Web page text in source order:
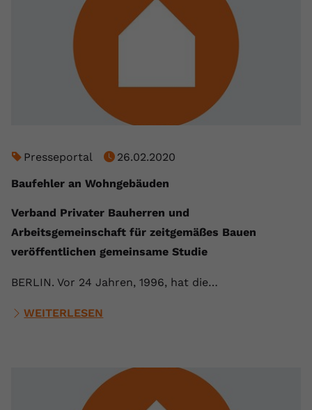
Presseportal
26.02.2020
Baufehler an Wohngebäuden
Verband Privater Bauherren und
Arbeitsgemeinschaft für zeitgemäßes Bauen
veröffentlichen gemeinsame Studie
BERLIN. Vor 24 Jahren, 1996, hat die…
WEITERLESEN